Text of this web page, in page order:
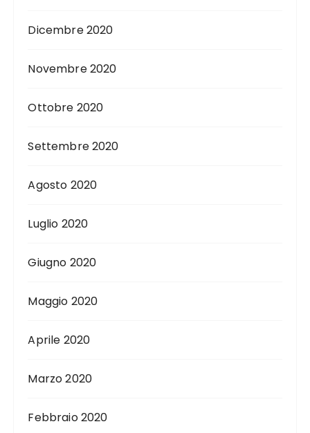
Dicembre 2020
Novembre 2020
Ottobre 2020
Settembre 2020
Agosto 2020
Luglio 2020
Giugno 2020
Maggio 2020
Aprile 2020
Marzo 2020
Febbraio 2020